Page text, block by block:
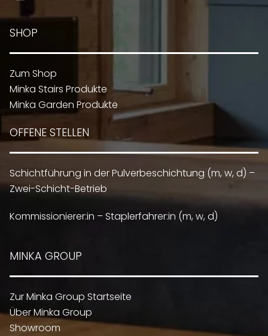
SHOP
Zum Shop
Minka Stairs Produkte
Minka Garden Produkte
OFFENE STELLEN
Schichtführung in der Pulverbeschichtung (m, w, d) –
Zwei-Schicht-Betrieb
Kommissionierer:in – Staplerfahrer:in (m, w, d)
MINKA GROUP
Zur Minka Group Startseite
Über Minka Group
Showroom